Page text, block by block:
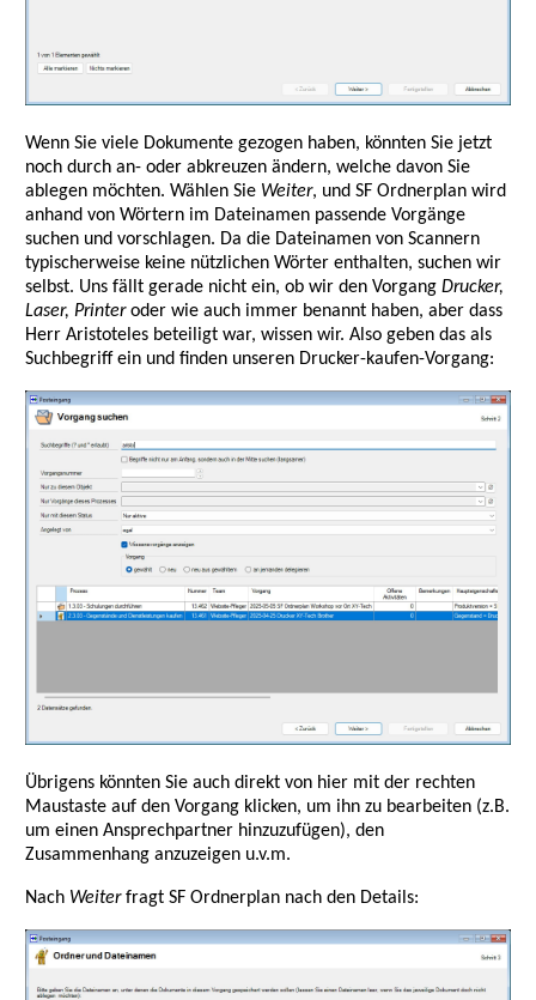
Wenn Sie viele Dokumente gezogen haben, könnten Sie jetzt
noch durch an- oder abkreuzen ändern, welche davon Sie
ablegen möchten. Wählen Sie Weiter, und SF Ordnerplan wird
anhand von Wörtern im Dateinamen passende Vorgänge
suchen und vorschlagen. Da die Dateinamen von Scannern
typischerweise keine nützlichen Wörter enthalten, suchen wir
selbst. Uns fällt gerade nicht ein, ob wir den Vorgang Drucker,
Laser, Printeroder wie auch immer benannt haben, aber dass
Herr Aristoteles beteiligt war, wissen wir. Also geben das als
Suchbegriff ein und finden unseren Drucker-kaufen-Vorgang:
Übrigens könnten Sie auch direkt von hier mit der rechten
Maustaste auf den Vorgang klicken, um ihn zu bearbeiten (z.B.
um einen Ansprechpartner hinzuzufügen), den
Zusammenhang anzuzeigen u.v.m.
Nach Weiterfragt SF Ordnerplan nach den Details: